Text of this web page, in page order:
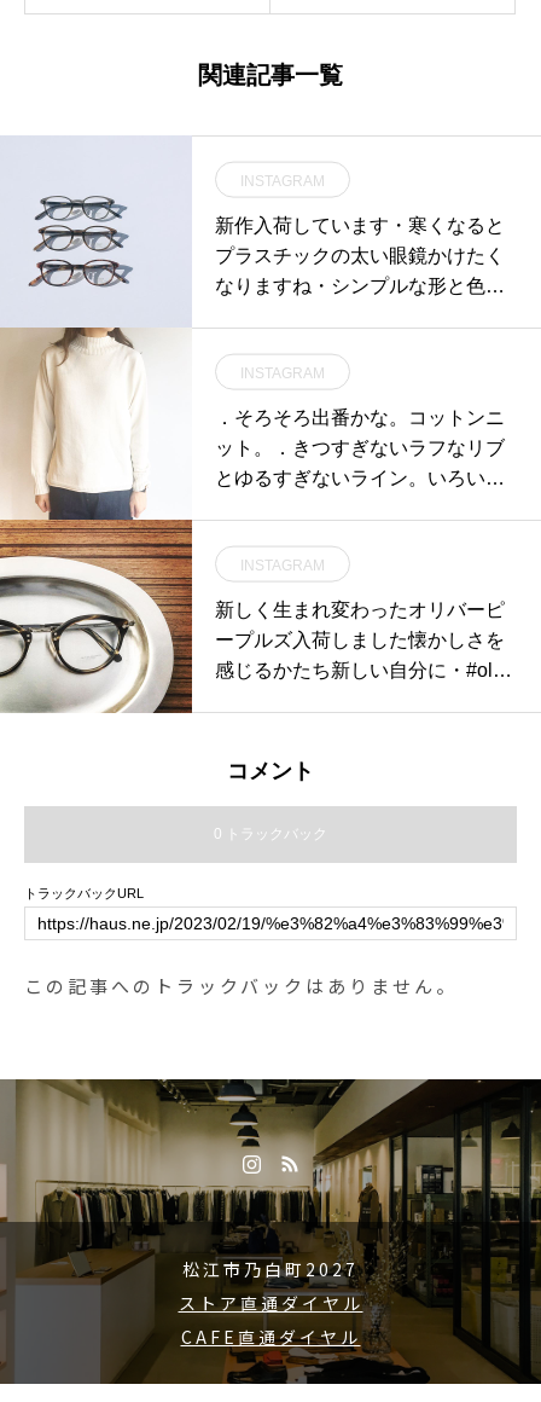
関連記事一覧
INSTAGRAM
新作入荷しています・寒くなると
プラスチックの太い眼鏡かけたく
なりますね・シンプルな形と色長
al#めがね#hausmatsue #島根#松
江#松江メガネ#生活に寄り添うメ
ガネ#メガネ男子#メガネ女子#h-fu
sion#HFL-815#似合う眼鏡探した
INSTAGRAM
．そろそろ出番かな。コットンニ
ット。．きつすぎないラフなリブ
とゆるすぎないライン。いろいろ
うぞ@haus_howell ．．#MHL.#ro
ugh cotton#cotton#knit#bottleneck
#hausmatsue #島根#松江
INSTAGRAM
新しく生まれ変わったオリバーピ
ープルズ入荷しました懐かしさを
感じるかたち新しい自分に・#oliv
活に寄り添うメガネ
コメント
0 トラックバック
トラックバックURL
この記事へのトラックバックはありません。
松江市乃白町2027
ストア直通ダイヤル
CAFE直通ダイヤル